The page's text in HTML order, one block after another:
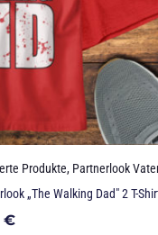
Produkte, Partnerlook
„The Walking Dad" 2 T-
€